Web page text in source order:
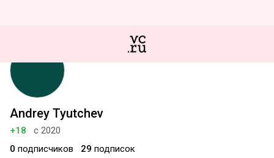
Andrey Tyutchev
+18
с 2020
0 подписчиков 29 подписок